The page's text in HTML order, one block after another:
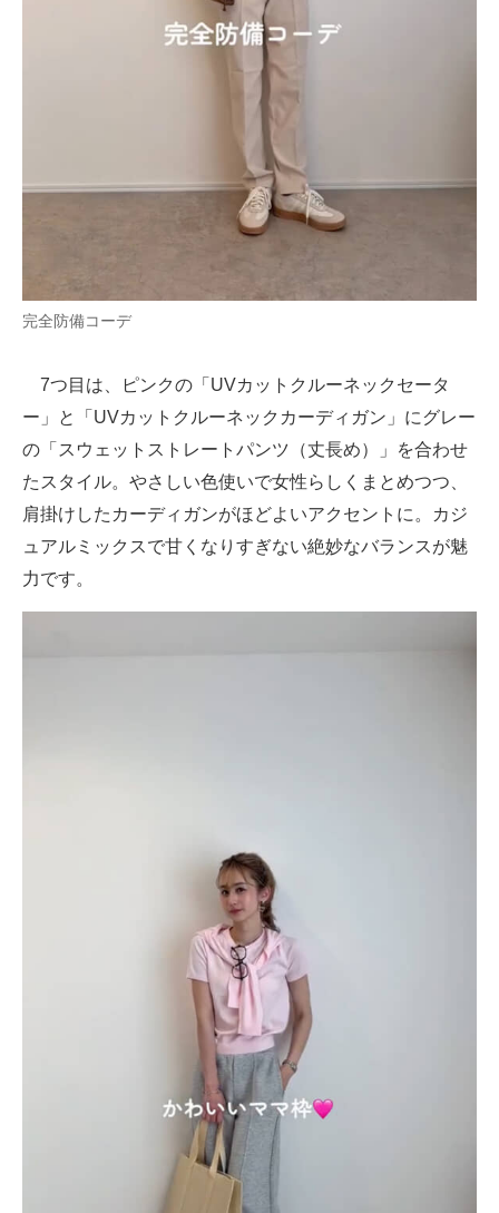
完全防備コーデ
7つ目は、ピンクの「UVカットクルーネックセータ
ー」と「UVカットクルーネックカーディガン」にグレー
の「スウェットストレートパンツ（丈長め）」を合わせ
たスタイル。やさしい色使いで女性らしくまとめつつ、
肩掛けしたカーディガンがほどよいアクセントに。カジ
ュアルミックスで甘くなりすぎない絶妙なバランスが魅
力です。